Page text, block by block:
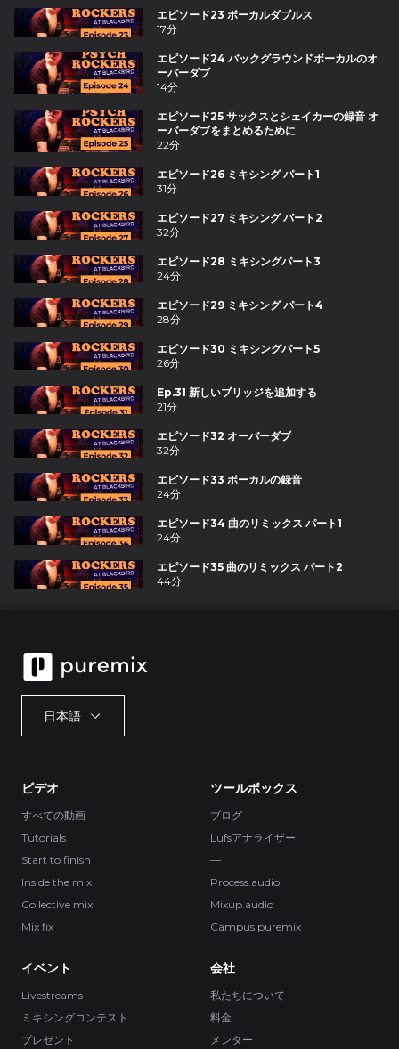
エピソード23 ボーカルダブルス
17分
エピソード24 バックグラウンドボーカルのオ
ーバーダブ
14分
エピソード25 サックスとシェイカーの録音 オ
ーバーダブをまとめるために
22分
エピソード26 ミキシング パート1
31分
エピソード27 ミキシング パート2
32分
エピソード28 ミキシングパート3
24分
エピソード29 ミキシング パート4
28分
エピソード30 ミキシングパート5
26分
Ep.31 新しいブリッジを追加する
21分
エピソード32 オーバーダブ
32分
エピソード33 ボーカルの録音
24分
エピソード34 曲のリミックス パート1
24分
エピソード35 曲のリミックス パート2
44分
日本語
ビデオ
すべての動画
Tutorials
Start to finish
Inside the mix
Collective mix
Mix fix
ツールボックス
ブログ
Lufsアナライザー
—
Process.audio
Mixup.audio
Campus.puremix
イベント
Livestreams
ミキシングコンテスト
プレゼント
会社
私たちについて
料金
メンター